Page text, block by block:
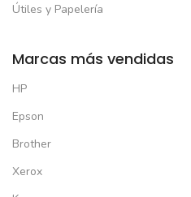
Útiles y Papelería
Marcas más vendidas
HP
Epson
Brother
Xerox